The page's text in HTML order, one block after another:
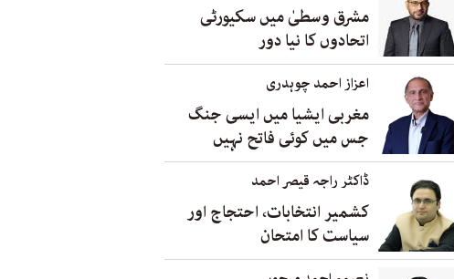
مشرق وسطیٰ میں سکیورٹی
اتحادوں کا نیا دور
اعزاز احمد چوہدری
مغربی ایشیا میں ایسی جنگ
جس میں کوئی فاتح نہیں
ڈاکٹر راجہ قیصر احمد
کشمیر انتخابات، احتجاج اور
سیاست کا امتحان